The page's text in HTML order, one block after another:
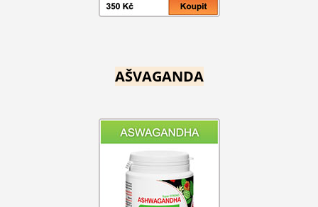
AŠVAGANDA